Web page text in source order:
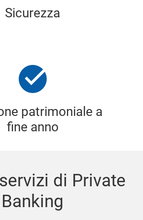
Sicurezza
patrimoniale a
fine anno
di Private
Banking